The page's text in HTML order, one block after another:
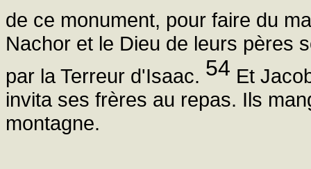
de ce monument, pour faire du
Nachor et le Dieu de leurs pères
par la Terreur d'Isaac. 54 Et
invita ses frères au repas. Ils
montagne.